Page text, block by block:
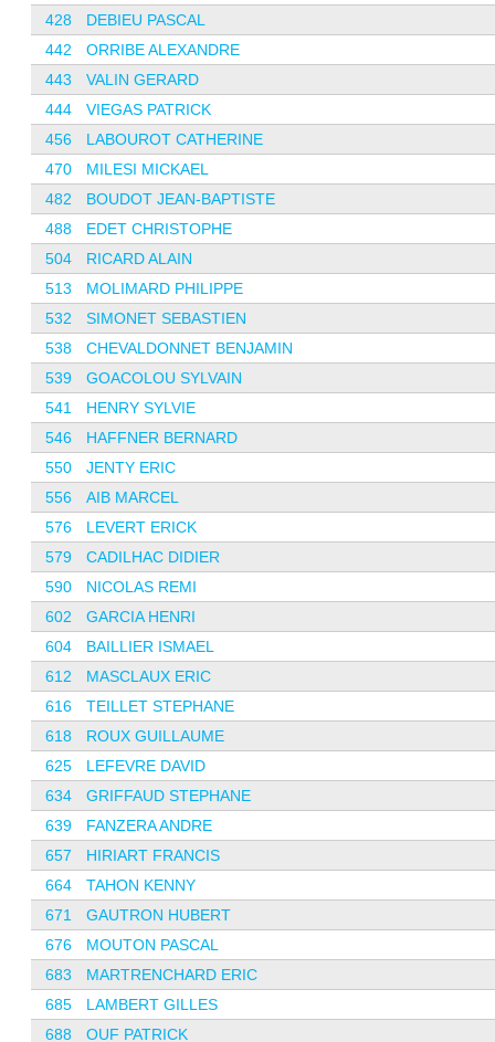
428
DEBIEU PASCAL
442
ORRIBE ALEXANDRE
443
VALIN GERARD
444
VIEGAS PATRICK
456
LABOUROT CATHERINE
470
MILESI MICKAEL
482
BOUDOT JEAN-BAPTISTE
488
EDET CHRISTOPHE
504
RICARD ALAIN
513
MOLIMARD PHILIPPE
532
SIMONET SEBASTIEN
538
CHEVALDONNET BENJAMIN
539
GOACOLOU SYLVAIN
541
HENRY SYLVIE
546
HAFFNER BERNARD
550
JENTY ERIC
556
AIB MARCEL
576
LEVERT ERICK
579
CADILHAC DIDIER
590
NICOLAS REMI
602
GARCIA HENRI
604
BAILLIER ISMAEL
612
MASCLAUX ERIC
616
TEILLET STEPHANE
618
ROUX GUILLAUME
625
LEFEVRE DAVID
634
GRIFFAUD STEPHANE
639
FANZERA ANDRE
657
HIRIART FRANCIS
664
TAHON KENNY
671
GAUTRON HUBERT
676
MOUTON PASCAL
683
MARTRENCHARD ERIC
685
LAMBERT GILLES
688
OUF PATRICK